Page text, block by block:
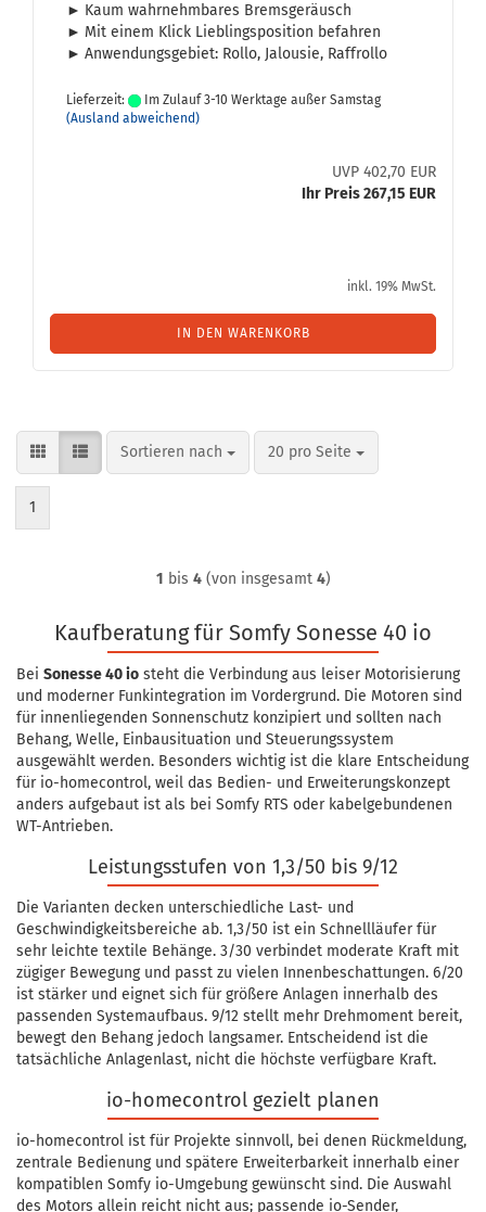
► Kaum wahr­nehm­ba­res Brems­ge­räusch
► Mit einem Klick Lieb­lings­po­si­ti­on be­fah­ren
► An­wen­dungs­ge­biet: Rollo, Ja­lou­sie, Raf­frol­lo
Lieferzeit:
Im Zulauf 3-10 Werktage außer Samstag
(Ausland abweichend)
UVP 402,70 EUR
Ihr Preis 267,15 EUR
inkl. 19% MwSt.
IN DEN WARENKORB
Sortieren nach
Sortieren nach 20 pro Seite
pro Seite
1
1 bis 4(von insgesamt 4)
Kaufberatung für Somfy Sonesse 40 io
Bei Sonesse 40 io steht die Verbindung aus leiser Motorisierung
und moderner Funkintegration im Vordergrund. Die Motoren sind
für innenliegenden Sonnenschutz konzipiert und sollten nach
Behang, Welle, Einbausituation und Steuerungssystem
ausgewählt werden. Besonders wichtig ist die klare Entscheidung
für io-homecontrol, weil das Bedien- und Erweiterungskonzept
anders aufgebaut ist als bei Somfy RTS oder kabelgebundenen
WT-Antrieben.
Leistungsstufen von 1,3/50 bis 9/12
Die Varianten decken unterschiedliche Last- und
Geschwindigkeitsbereiche ab. 1,3/50 ist ein Schnellläufer für
sehr leichte textile Behänge. 3/30 verbindet moderate Kraft mit
zügiger Bewegung und passt zu vielen Innenbeschattungen. 6/20
ist stärker und eignet sich für größere Anlagen innerhalb des
passenden Systemaufbaus. 9/12 stellt mehr Drehmoment bereit,
bewegt den Behang jedoch langsamer. Entscheidend ist die
tatsächliche Anlagenlast, nicht die höchste verfügbare Kraft.
io-homecontrol gezielt planen
io-homecontrol ist für Projekte sinnvoll, bei denen Rückmeldung,
zentrale Bedienung und spätere Erweiterbarkeit innerhalb einer
kompatiblen Somfy io-Umgebung gewünscht sind. Die Auswahl
des Motors allein reicht nicht aus; passende io-Sender,